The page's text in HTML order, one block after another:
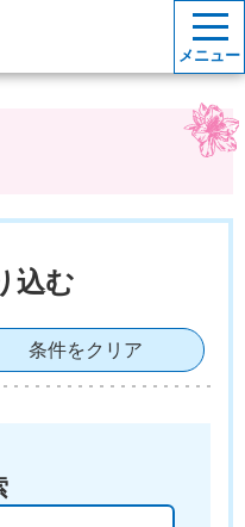
メニュー
込む
条件をクリア